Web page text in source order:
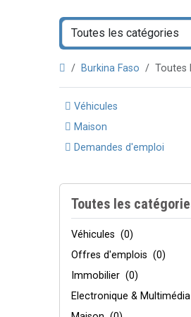
Burkina Faso Toutes
Véhicules
Maison
Demandes d'emploi
Toutes les
Véhicules (0)
Offres d'emplois (0)
Immobilier (0)
Electronique & Multimédia